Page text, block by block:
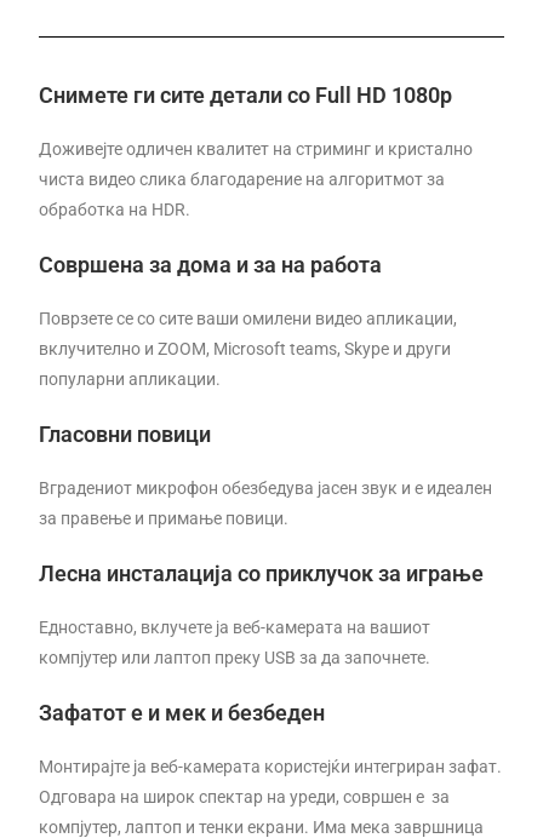
Снимете ги сите детали со Full HD 1080p
Доживејте одличен квалитет на стриминг и кристално
чиста видео слика благодарение на алгоритмот за
обработка на HDR.
Совршена за дома и за на работа
Поврзете се со сите ваши омилени видео апликации,
вклучително и ZOOM, Microsoft teams, Skype и други
популарни апликации.
Гласовни повици
Вградениот микрофон обезбедува јасен звук и е идеален
за правење и примање повици.
Лесна инсталација со приклучок за играње
Едноставно, вклучете ја веб-камерата на вашиот
компјутер или лаптоп преку USB за да започнете.
Зафатот е и мек и безбеден
Монтирајте ја веб-камерата користејќи интегриран зафат.
Одговара на широк спектар на уреди, совршен е за
компјутер, лаптоп и тенки екрани. Има мека завршница